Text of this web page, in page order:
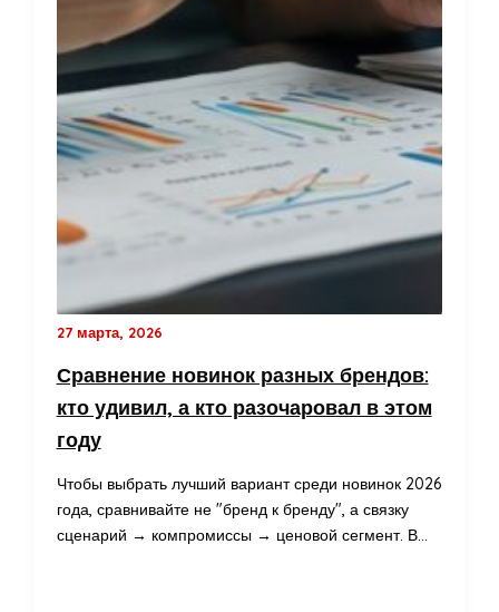
27 марта, 2026
Сравнение новинок разных брендов:
кто удивил, а кто разочаровал в этом
году
Чтобы выбрать лучший вариант среди новинок 2026
года, сравнивайте не "бренд к бренду", а связку
сценарий → компромиссы → ценовой сегмент. В…